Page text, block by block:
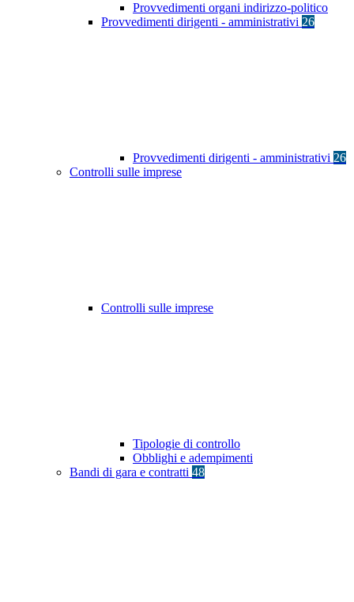
Provvedimenti organi indirizzo-politico
Provvedimenti dirigenti - amministrativi 26
Provvedimenti dirigenti - amministrativi 26
Controlli sulle imprese
Controlli sulle imprese
Tipologie di controllo
Obblighi e adempimenti
Bandi di gara e contratti 48